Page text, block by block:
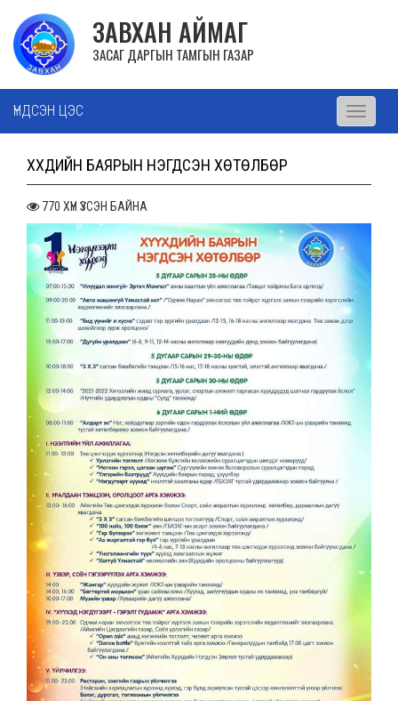
ЗАВХАН АЙМАГ
ЗАСАГ ДАРГЫН ТАМГЫН ГАЗАР
ҮНДСЭН ЦЭС
Toggle
ХҮҮХДИЙН БАЯРЫН НЭГДСЭН ХӨТӨЛБӨР
770 ХҮН ҮЗСЭН БАЙНА